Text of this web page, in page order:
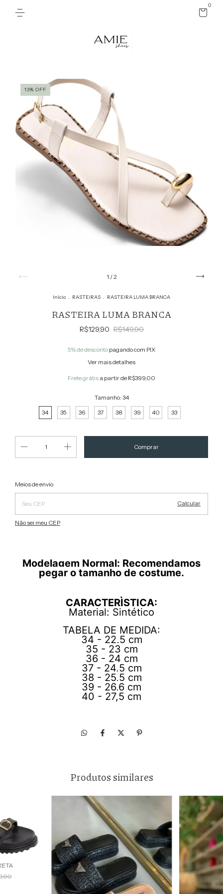
0
13% OFF
1 /2
Início . RASTEIRAS . RASTEIRA LUMA BRANCA
RASTEIRA LUMA BRANCA
R$129,90 R$149,90
5% de desconto pagando com PIX
Ver mais detalhes
Frete grátis a partir de R$399,00
Tamanho: 34
34
35 36 37 38 39 40 33
Entregas para o CEP:
Meios de envio
Calcular
Não sei meu CEP
Modelagem Normal: Recomendamos
pegar o tamanho de costume.
CARACTERÌSTICA:
Material: Sintético
TABELA DE MEDIDA:
34 - 22,5 cm
35 - 23 cm
36 - 24 cm
37 - 24,5 cm
38 - 25,5 cm
39 - 26,6 cm
40 - 27,5 cm
Produtos similares